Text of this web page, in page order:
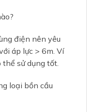
điện nên yêu
áp lực > 6m. Ví
sử dụng tốt.
loại bồn cầu